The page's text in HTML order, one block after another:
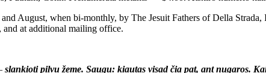
August, when bi-monthly, by The Jesuit Fathers of Della Strada,
and at additional mailing office.
slankioti pilvu žeme. Saugu: kiautas visad čia pat, ant nugaros.